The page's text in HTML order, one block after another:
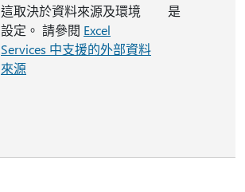
這取決於資料來源及環境
設定。 請參閱 Excel
Services 中支援的外部資料
來源
是